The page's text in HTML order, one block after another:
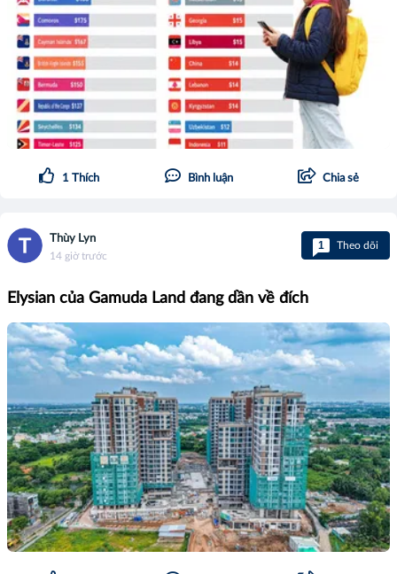
1 Thích Bình luận Chia sẻ
Thùy Lyn
14 giờ trước
1 Theo dõi
Elysian của Gamuda Land đang dần về đích